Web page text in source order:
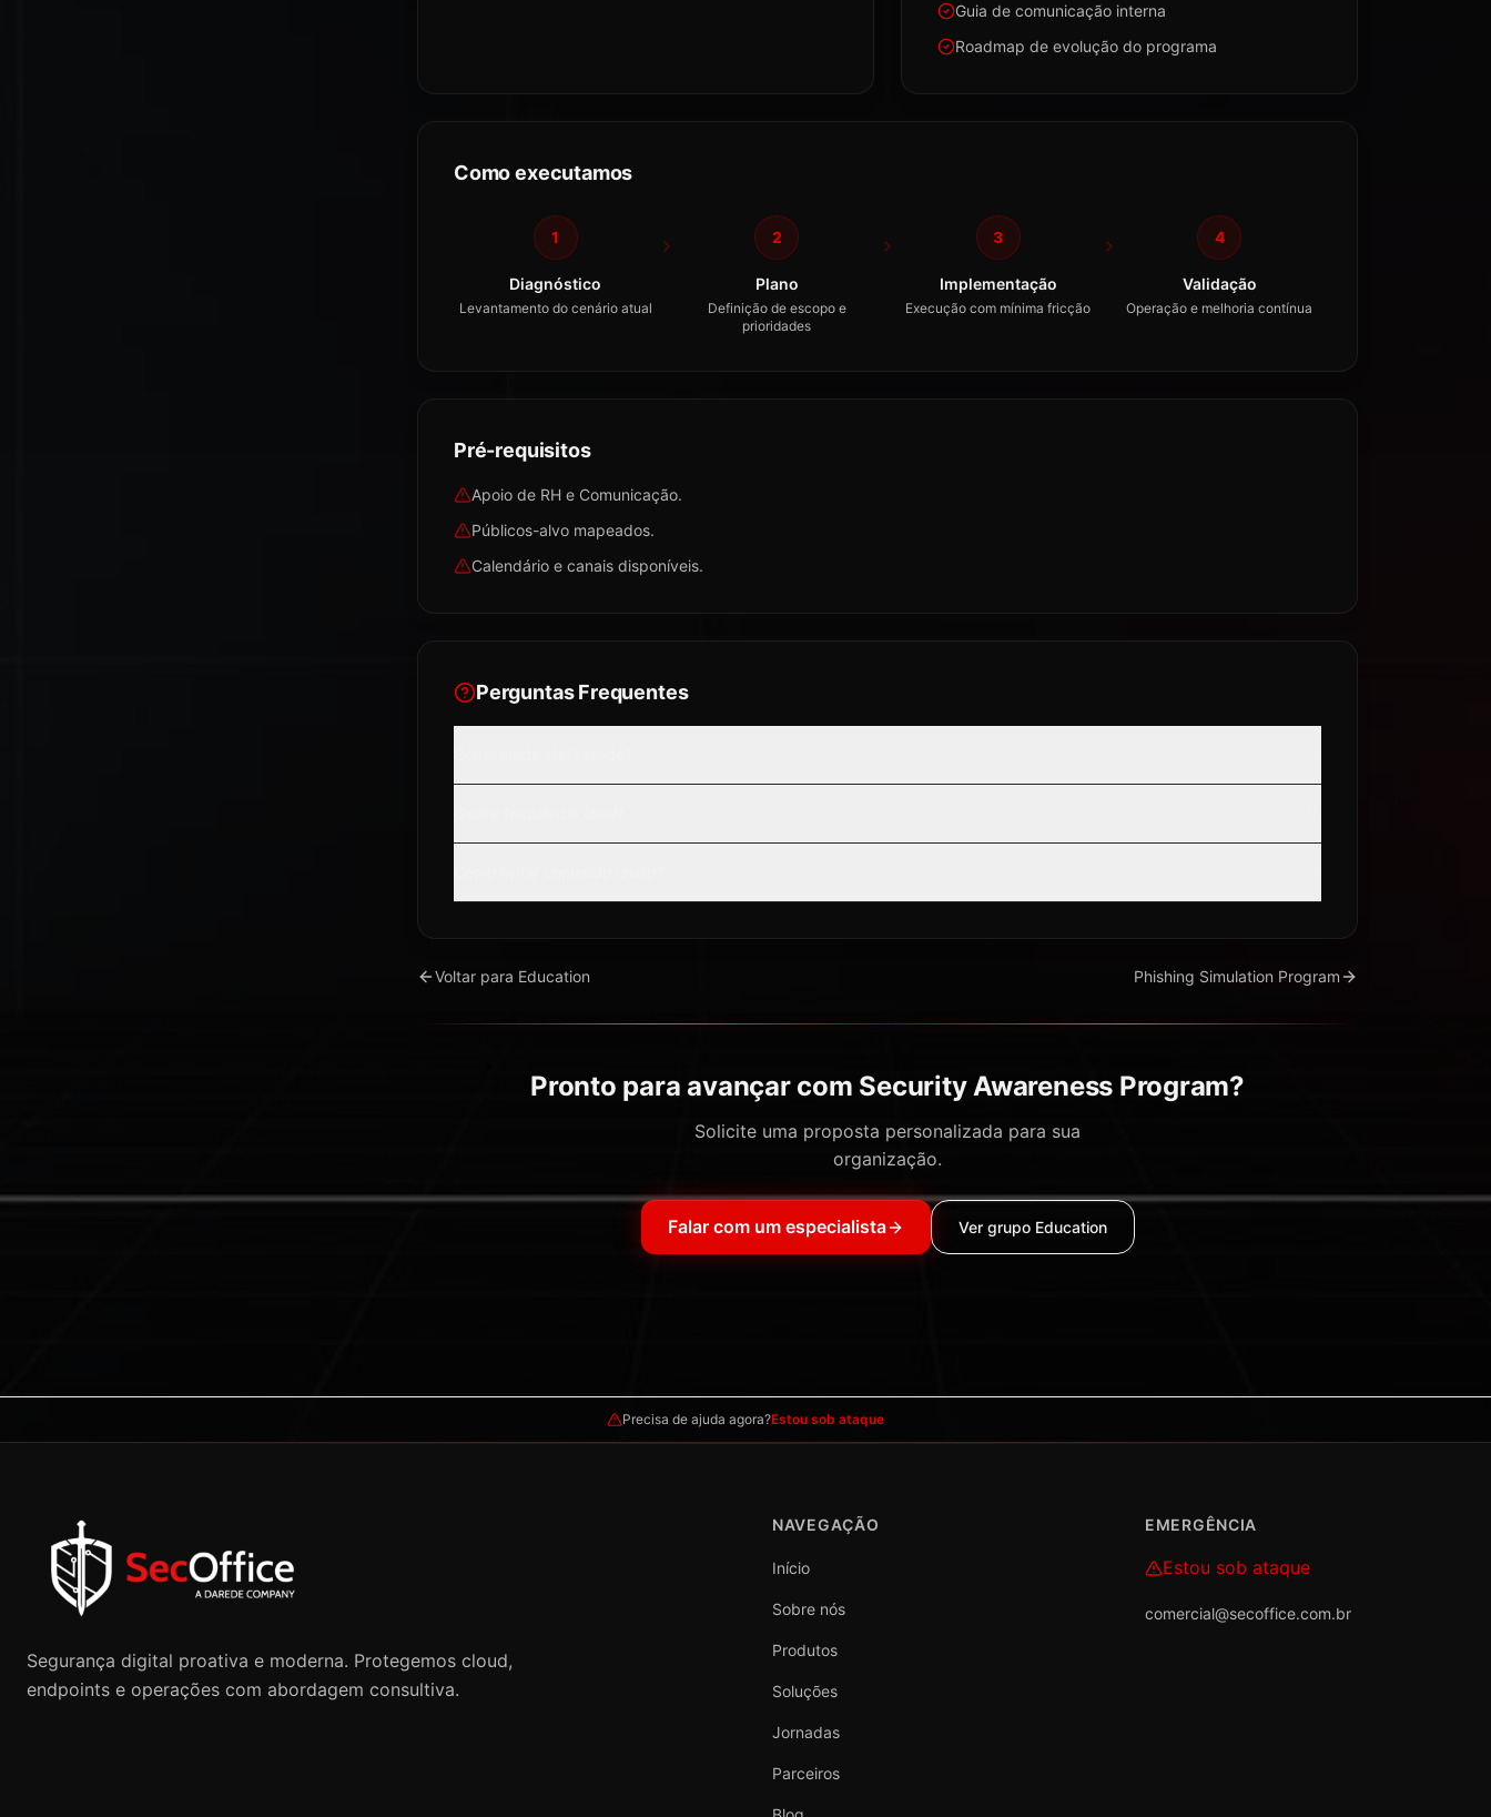
Guia de comunicação interna
Roadmap de evolução do programa
Como executamos
1
Diagnóstico
Levantamento do cenário atual
2
Plano
Definição de escopo e
prioridades
3
Implementação
Execução com mínima fricção
4
Validação
Operação e melhoria contínua
Pré-requisitos
Apoio de RH e Comunicação.
Públicos-alvo mapeados.
Calendário e canais disponíveis.
Perguntas Frequentes
Voltar para Education Phishing Simulation Program
Pronto para avançar com Security Awareness Program?
Solicite uma proposta personalizada para sua
organização.
Falar com um especialista Ver grupo Education
Precisa de ajuda agora?Estou sob ataque
Segurança digital proativa e moderna. Protegemos cloud,
endpoints e operações com abordagem consultiva.
NAVEGAÇÃO
Início
Sobre nós
Produtos
Soluções
Jornadas
Parceiros
EMERGÊNCIA
Estou sob ataque
comercial@secoffice.com.br